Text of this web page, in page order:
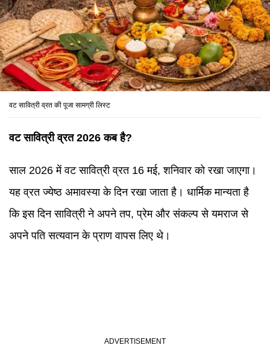
वट सावित्री व्रत की पूजा सामग्री लिस्ट
वट सावित्री व्रत 2026 कब है?
साल 2026 में वट सावित्री व्रत 16 मई, शनिवार को रखा जाएगा।
यह व्रत ज्येष्ठ अमावस्या के दिन रखा जाता है। धार्मिक मान्यता है
कि इस दिन सावित्री ने अपने तप, प्रेम और संकल्प से यमराज से
अपने पति सत्यवान के प्राण वापस लिए थे।